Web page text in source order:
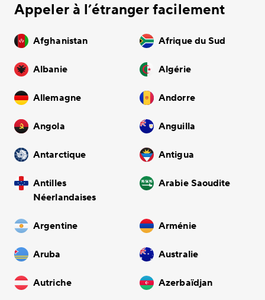
Appeler à l’étranger facilement
Afghanistan Afrique du Sud
Albanie Algérie
Allemagne Andorre
Angola Anguilla
Antarctique Antigua
Antilles
Néerlandaises
Arabie Saoudite
Argentine Arménie
Aruba Australie
Autriche Azerbaïdjan